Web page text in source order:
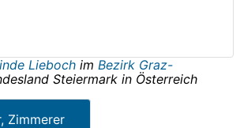
Lieboch im Bezirk Graz-
Steiermark in Österreich
Zimmerer